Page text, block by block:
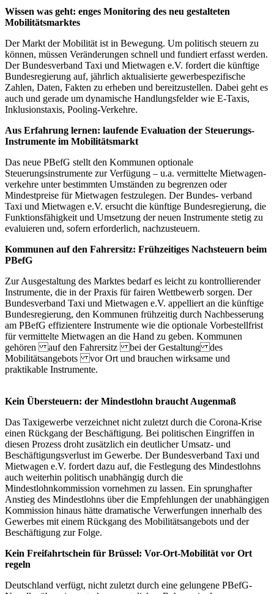
Wissen was geht: enges Monitoring des neu gestalteten
Mobilitätsmarktes
Der Markt der Mobilität ist in Bewegung. Um politisch steuern zu
können, müssen Veränderungen schnell und fundiert erfasst werden.
Der Bundesverband Taxi und Mietwagen e.V. fordert die künftige
Bundesregierung auf, jährlich aktualisierte gewerbespezifische
Zahlen, Daten, Fakten zu erheben und bereitzustellen. Dabei geht es
auch und gerade um dynamische Handlungsfelder wie E-Taxis,
Inklusionstaxis, Pooling-Verkehre.
Aus Erfahrung lernen: laufende Evaluation der Steuerungs-
Instrumente im Mobilitätsmarkt
Das neue PBefG stellt den Kommunen optionale
Steuerungsinstrumente zur Verfügung – u.a. vermittelte Mietwagen-
verkehre unter bestimmten Umständen zu begrenzen oder
Mindestpreise für Mietwagen festzulegen. Der Bundes- verband
Taxi und Mietwagen e.V. ersucht die künftige Bundesregierung, die
Funktionsfähigkeit und Umsetzung der neuen Instrumente stetig zu
evaluieren und, sofern erforderlich, nachzusteuern.
Kommunen auf den Fahrersitz: Frühzeitiges Nachsteuern beim
PBefG
Zur Ausgestaltung des Marktes bedarf es leicht zu kontrollierender
Instrumente, die in der Praxis für fairen Wettbewerb sorgen. Der
Bundesverband Taxi und Mietwagen e.V. appelliert an die künftige
Bundesregierung, den Kommunen frühzeitig durch Nachbesserung
am PBefG effizientere Instrumente wie die optionale Vorbestellfrist
für vermittelte Mietwagen an die Hand zu geben. Kommunen
gehören auf den Fahrersitz bei der Gestaltung des
Mobilitätsangebots vor Ort und brauchen wirksame und
praktikable Instrumente.
Kein Übersteuern: der Mindestlohn braucht Augenmaß
Das Taxigewerbe verzeichnet nicht zuletzt durch die Corona-Krise
einen Rückgang der Beschäftigung. Bei politischen Eingriffen in
diesen Prozess droht zusätzlich ein deutlicher Umsatz- und
Beschäftigungsverlust im Gewerbe. Der Bundesverband Taxi und
Mietwagen e.V. fordert dazu auf, die Festlegung des Mindestlohns
auch weiterhin politisch unabhängig durch die
Mindestlohnkommission vornehmen zu lassen. Ein sprunghafter
Anstieg des Mindestlohns über die Empfehlungen der unabhängigen
Kommission hinaus hätte dramatische Verwerfungen innerhalb des
Gewerbes mit einem Rückgang des Mobilitätsangebots und der
Beschäftigung zur Folge.
Kein Freifahrtschein für Brüssel: Vor-Ort-Mobilität vor Ort
regeln
Deutschland verfügt, nicht zuletzt durch eine gelungene PBefG-